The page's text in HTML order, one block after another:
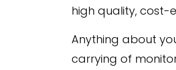
high quality, cost-
Anything about
carrying of